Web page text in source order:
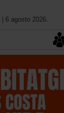
| 6 agosto 2026.